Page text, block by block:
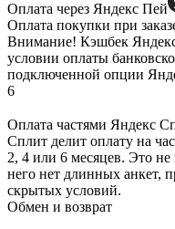
Оплата через Яндекс Пей
Оплата покупки при
Внимание! Кэшбек
условии оплаты
подключенной опции
6
Оплата частями Яндекс
Сплит делит оплату на
2, 4 или 6 месяцев. Это не
него нет длинных анкет,
скрытых условий.
Обмен и возврат